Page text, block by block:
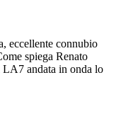
eccellente connubio
spiega Renato
LA7 andata in onda lo